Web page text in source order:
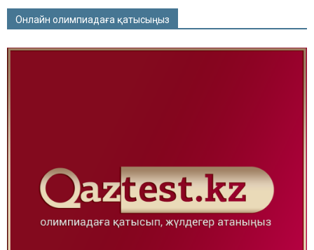
Онлайн олимпиадаға қатысыңыз